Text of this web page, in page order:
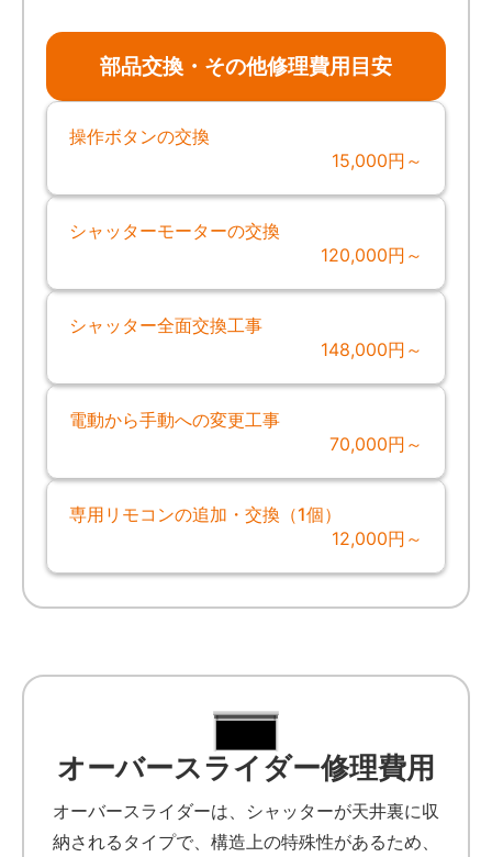
部品交換・その他修理費用目安
操作ボタンの交換
15,000円～
シャッターモーターの交換
120,000円～
シャッター全面交換工事
148,000円～
電動から手動への変更工事
70,000円～
専用リモコンの追加・交換（1個）
12,000円～
オーバースライダー修理費用
オーバースライダーは、シャッターが天井裏に収
納されるタイプで、構造上の特殊性があるため、